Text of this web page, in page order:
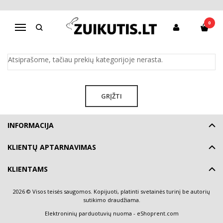
Navigacija
0
PRADŽIA
Pagrindinis
Atsiprašome, tačiau prekių kategorijoje nerasta.
GRĮŽTI
INFORMACIJA
KLIENTŲ APTARNAVIMAS
KLIENTAMS
2026 © Visos teisės saugomos. Kopijuoti, platinti svetainės turinį be autorių
sutikimo draudžiama.
Elektroninių parduotuvių nuoma - eShoprent.com